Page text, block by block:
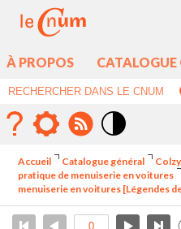
À PROPOS CATALOGUE
élévé
Accueil Catalogue général
pratique de menuiserie en voitures
menuiserie en voitures [Légendes